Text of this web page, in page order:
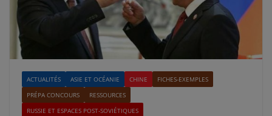
ACTUALITÉS ASIE ET OCÉANIE CHINE
FICHES-EXEMPLES
PRÉPA CONCOURS
RESSOURCES
RUSSIE ET ESPACES POST-SOVIÉTIQUES